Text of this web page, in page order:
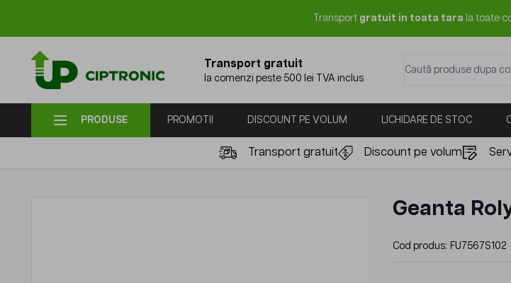
Transport gratuit in toata tara la toate
Transport gratuit
la comenzi peste 500 lei TVA inclus
PRODUSE PROMOTII DISCOUNT PE VOLUM LICHIDARE DE STOC
Transport gratuit Discount pe volum
Geanta
Cod produs: FU7567S102